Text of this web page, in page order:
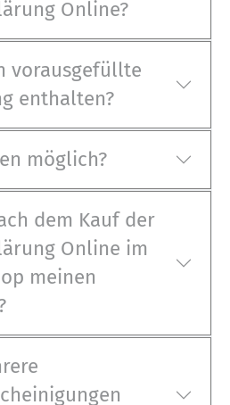
Online?
vorausgefüllte
enthalten?
möglich?
dem Kauf der
Online im
meinen